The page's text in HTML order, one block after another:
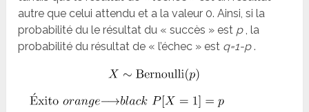
autre que celui attendu et a la valeur 0. Ainsi, si la
probabilité du le résultat du « succès » est p, la
probabilité du résultat de « l’échec » est q=1-p.